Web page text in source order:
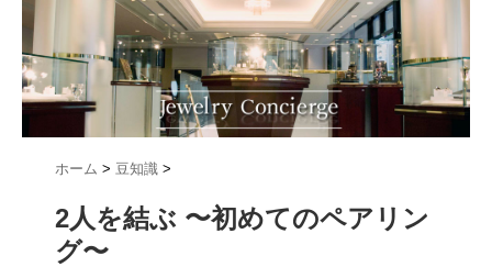
ホーム > 豆知識 >
2人を結ぶ 〜初めてのペアリン
グ〜